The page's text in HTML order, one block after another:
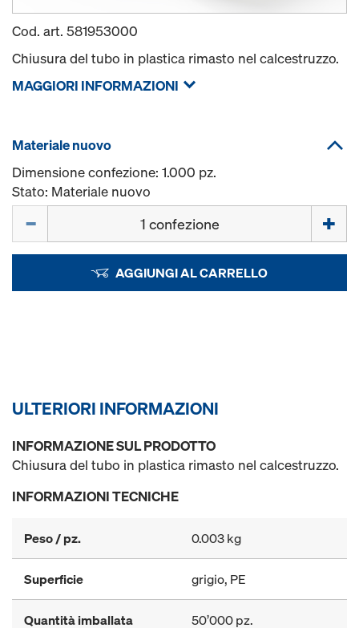
Cod. art. 581953000
Chiusura del tubo in plastica rimasto nel calcestruzzo.
MAGGIORI INFORMAZIONI
Materiale nuovo
Dimensione confezione: 1.000 pz.
Stato: Materiale nuovo
AGGIUNGI AL CARRELLO
ULTERIORI INFORMAZIONI
INFORMAZIONE SUL PRODOTTO
Chiusura del tubo in plastica rimasto nel calcestruzzo.
INFORMAZIONI TECNICHE
Peso / pz. 0.003 kg
Superficie grigio, PE
Quantità imballata 50’000 pz.